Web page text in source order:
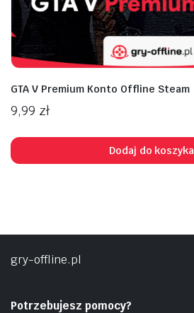
GTA V Premium Konto Offline Steam
9,99 zł
Dodaj do koszyka
gry-offline.pl
Potrzebujesz pomocy?